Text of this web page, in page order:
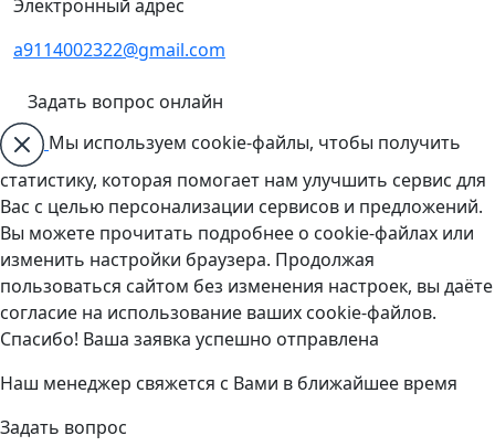
Электронный адрес
a9114002322@gmail.com
Задать вопрос онлайн
Мы используем cookie-файлы, чтобы получить
статистику, которая помогает нам улучшить сервис для
Вас с целью персонализации сервисов и предложений.
Вы можете прочитать подробнее о cookie-файлах или
изменить настройки браузера. Продолжая
пользоваться сайтом без изменения настроек, вы даёте
согласие на использование ваших cookie-файлов.
Спасибо! Ваша заявка успешно отправлена
Наш менеджер свяжется с Вами в ближайшее время
Задать вопрос